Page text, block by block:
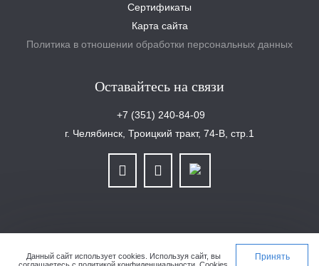
Сертификаты
Карта сайта
Политика в отношении обработки персональных данных
Оставайтесь на связи
+7 (351) 240-84-09
г. Челябинск, Троицкий тракт, 74-В, стр.1
ООО «Уралплит» | ИНН/КПП 6679025768/667901001 | ОГРН 1126679029465
Данный сайт использует cookies.
Используя сайт, вы
Принять